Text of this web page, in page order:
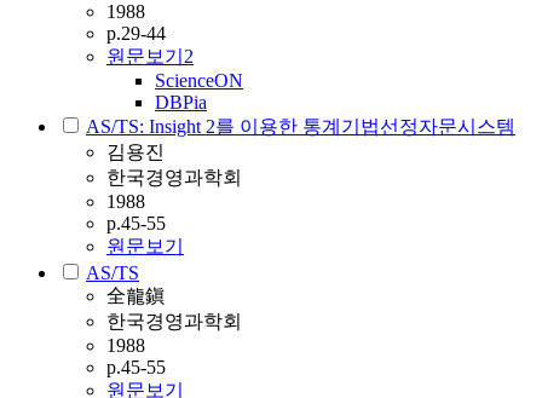
1988
p.29-44
원문보기 2
ScienceON
DBPia
AS/TS: Insight 2를 이용한 통계기법선정자문시스템
김용진
한국경영과학회
1988
p.45-55
원문보기
AS/TS
全龍鎭
한국경영과학회
1988
p.45-55
원문보기